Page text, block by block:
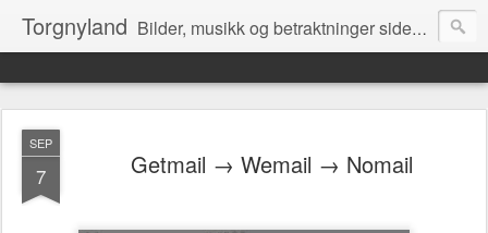
Torgnyland Bilder, musikk og betraktninger siden 2008
SEP
7 Getmail → Wemail → Nomail